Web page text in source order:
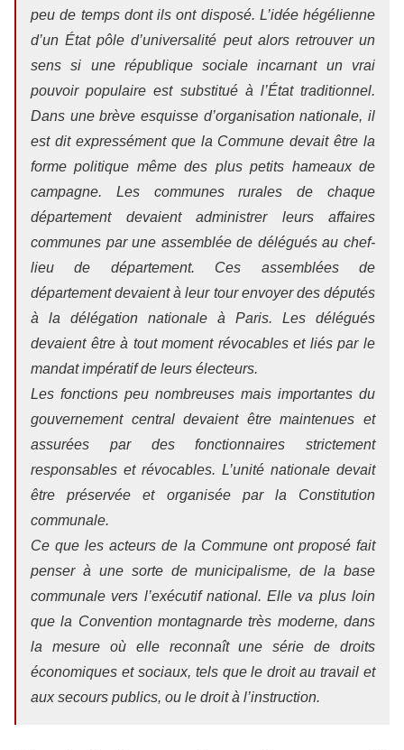
peu de temps dont ils ont disposé. L’idée hégélienne
d’un État pôle d’universalité peut alors retrouver un
sens si une république sociale incarnant un vrai
pouvoir populaire est substitué à l’État traditionnel.
Dans une brève esquisse d’organisation nationale, il
est dit expressément que la Commune devait être la
forme politique même des plus petits hameaux de
campagne. Les communes rurales de chaque
département devaient administrer leurs affaires
communes par une assemblée de délégués au chef-
lieu de département. Ces assemblées de
département devaient à leur tour envoyer des députés
à la délégation nationale à Paris. Les délégués
devaient être à tout moment révocables et liés par le
mandat impératif de leurs électeurs.
Les fonctions peu nombreuses mais importantes du
gouvernement central devaient être maintenues et
assurées par des fonctionnaires strictement
responsables et révocables. L’unité nationale devait
être préservée et organisée par la Constitution
communale.
Ce que les acteurs de la Commune ont proposé fait
penser à une sorte de municipalisme, de la base
communale vers l’exécutif national. Elle va plus loin
que la Convention montagnarde très moderne, dans
la mesure où elle reconnaît une série de droits
économiques et sociaux, tels que le droit au travail et
aux secours publics, ou le droit à l’instruction.